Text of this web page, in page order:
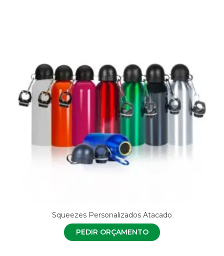
Squeezes Personalizados Atacado
PEDIR ORÇAMENTO